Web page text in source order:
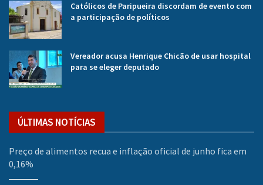
Católicos de Paripueira discordam de evento com
a participação de políticos
Vereador acusa Henrique Chicão de usar hospital
para se eleger deputado
ÚLTIMAS NOTÍCIAS
Preço de alimentos recua e inflação oficial de junho fica em
0,16%